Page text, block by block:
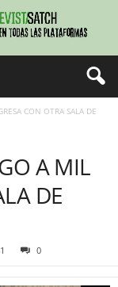
CON OTRA SALA DE
A MIL
DE
0